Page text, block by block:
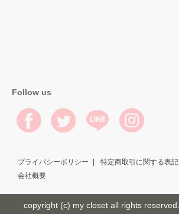
Follow us
プライバシーポリシー 特定商取引に関する表記
会社概要
copyright (c) my closet all rights reserved.